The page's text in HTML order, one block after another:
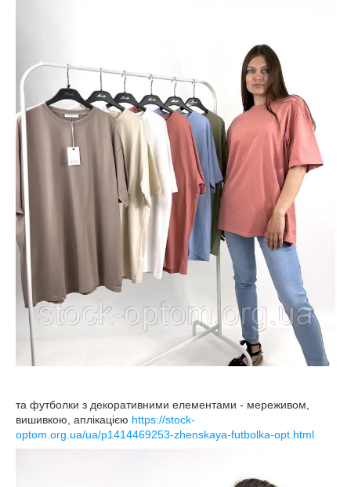
та футболки з декоративними елементами - мереживом,
вишивкою, аплікацією https://stock-
optom.org.ua/ua/p1414469253-zhenskaya-futbolka-opt.html